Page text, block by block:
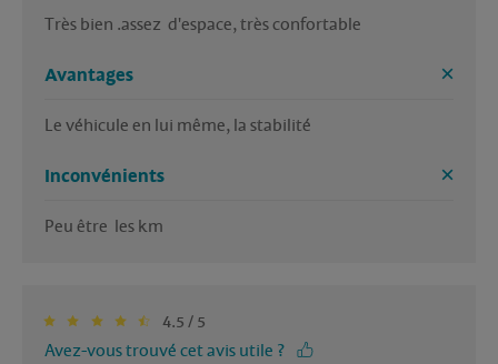
Très bien .assez  d'espace, très confortable
Avantages
Inconvénients
Peu être  les km
4.5 / 5
Avez-vous trouvé cet avis utile ?